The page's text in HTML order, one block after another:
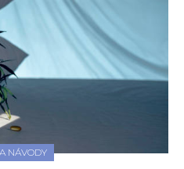
NÁVODY